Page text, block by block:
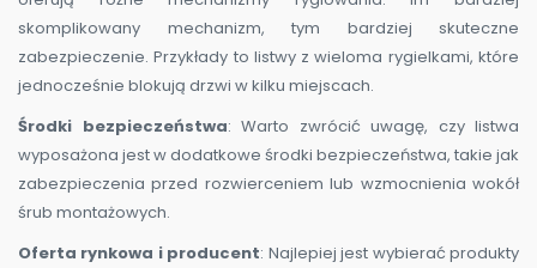
skomplikowany mechanizm, tym bardziej skuteczne
zabezpieczenie. Przykłady to listwy z wieloma rygielkami, które
jednocześnie blokują drzwi w kilku miejscach.
Środki bezpieczeństwa: Warto zwrócić uwagę, czy listwa
wyposażona jest w dodatkowe środki bezpieczeństwa, takie jak
zabezpieczenia przed rozwierceniem lub wzmocnienia wokół
śrub montażowych.
Oferta rynkowa i producent: Najlepiej jest wybierać produkty